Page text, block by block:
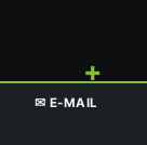
✉ E-MAIL